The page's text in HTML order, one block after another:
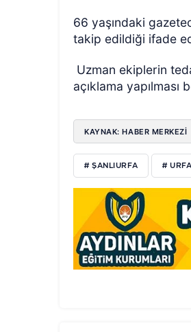
66 yaşındaki
takip edildiği ifade
Uzman ekiplerin
açıklama yapılması
KAYNAK: HABER MERKEZI
# ŞANLIURFA #